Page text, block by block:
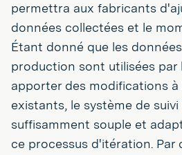
permettra aux fabricants
données collectées et le
Étant donné que les
production sont utilisées par
apporter des modifications à
existants, le système de
suffisamment souple et
ce processus d'itération. Par